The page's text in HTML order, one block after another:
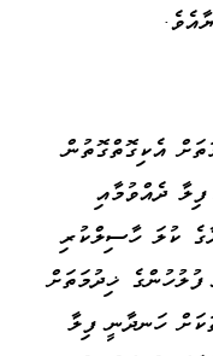
އެކިގޮތްގޮތުން
ދެއްވުމާއި
ކުލަ ހާސިލްކުރި
ޚިދުމަތަށް
ހަނދާނީ ފިލާ